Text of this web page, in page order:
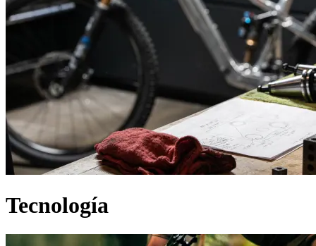
Tecnología